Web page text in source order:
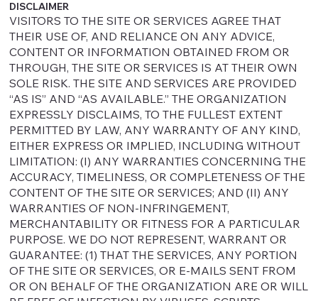
DISCLAIMER
VISITORS TO THE SITE OR SERVICES AGREE THAT
THEIR USE OF, AND RELIANCE ON ANY ADVICE,
CONTENT OR INFORMATION OBTAINED FROM OR
THROUGH, THE SITE OR SERVICES IS AT THEIR OWN
SOLE RISK. THE SITE AND SERVICES ARE PROVIDED
“AS IS” AND “AS AVAILABLE.” THE ORGANIZATION
EXPRESSLY DISCLAIMS, TO THE FULLEST EXTENT
PERMITTED BY LAW, ANY WARRANTY OF ANY KIND,
EITHER EXPRESS OR IMPLIED, INCLUDING WITHOUT
LIMITATION: (I) ANY WARRANTIES CONCERNING THE
ACCURACY, TIMELINESS, OR COMPLETENESS OF THE
CONTENT OF THE SITE OR SERVICES; AND (II) ANY
WARRANTIES OF NON-INFRINGEMENT,
MERCHANTABILITY OR FITNESS FOR A PARTICULAR
PURPOSE. WE DO NOT REPRESENT, WARRANT OR
GUARANTEE: (1) THAT THE SERVICES, ANY PORTION
OF THE SITE OR SERVICES, OR E-MAILS SENT FROM
OR ON BEHALF OF THE ORGANIZATION ARE OR WILL